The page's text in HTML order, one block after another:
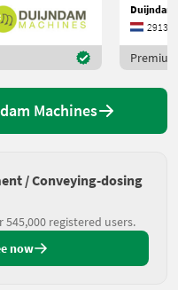
Duijndam
2913 L
Machines
/ Conveying-dosing
registered users.
now